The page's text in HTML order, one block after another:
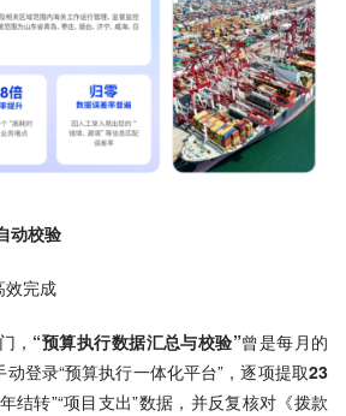
动校验
效完成
， “预算执行数据汇总与校验”曾是每月的
动登录“预算执行一体化平台”，逐项提取23
结转”“项目支出”数据，并反复核对《拨款